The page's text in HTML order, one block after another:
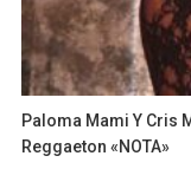
Paloma Mami Y Cris
Reggaeton «NOTA»